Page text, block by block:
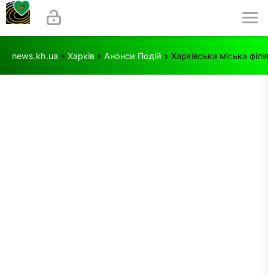
news.kh.ua » Харків » Анонси Подій » Харківська міська